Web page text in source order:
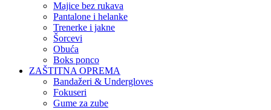
Majice bez rukava
Pantalone i helanke
Trenerke i jakne
Šorcevi
Obuća
Boks ponco
ZAŠTITNA OPREMA
Bandažeri & Undergloves
Fokuseri
Gume za zube